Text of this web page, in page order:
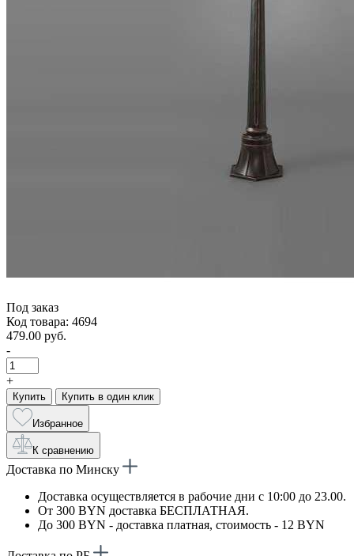
Под заказ
Код товара: 4694
479.00 руб.
-
+
Купить Купить в один клик
Избранное
К сравнению
Доставка по Минску
Доставка осуществляется в рабочие дни с 10:00 до 23.00.
От 300 BYN доставка БЕСПЛАТНАЯ.
До 300 BYN - доставка платная, стоимость - 12 BYN